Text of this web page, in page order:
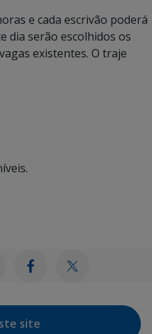
e cada escrivão poderá
dia serão escolhidos os
existentes. O traje
site